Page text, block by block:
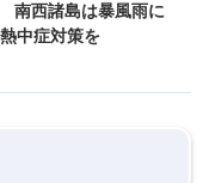
南西諸島は暴風雨に
中症対策を